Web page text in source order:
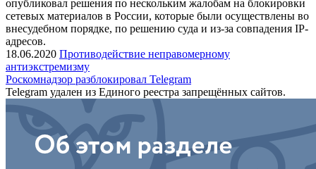
опубликовал решения по нескольким жалобам на блокировки
сетевых материалов в России, которые были осуществлены во
внесудебном порядке, по решению суда и из-за совпадения IP-
адресов.
18.06.2020 Противодействие неправомерному
антиэкстремизму
Роскомнадзор разблокировал Telegram
Telegram удален из Единого реестра запрещённых сайтов.